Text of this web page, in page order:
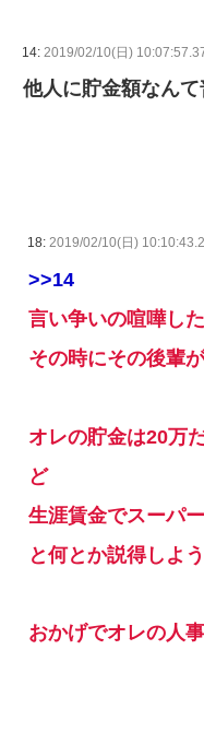
14: 2019/02/10(日)
他人に貯金額なん
18: 2019/02/10(日)
>>14
言い争いの喧嘩し
その時にその後輩
オレの貯金は20万
ど
生涯賃金でスーパ
と何とか説得しよ
おかげでオレの人